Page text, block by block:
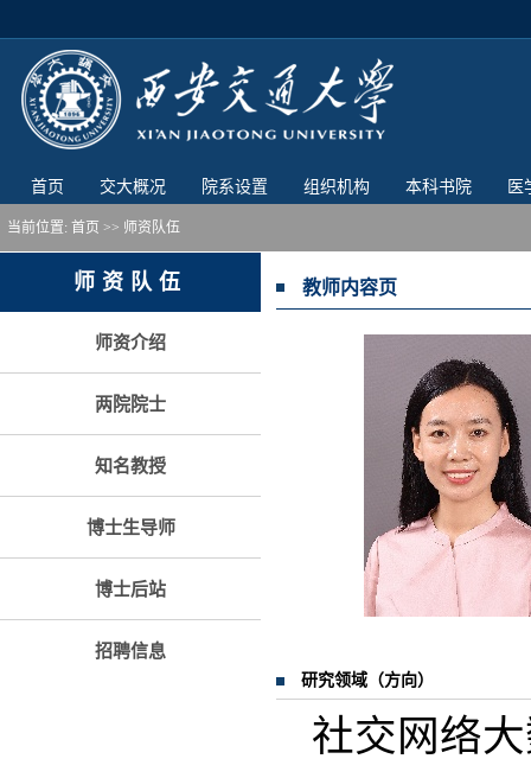
首页 交大概况 院系设置 组织机构 本科书院 医
当前位置: 首页 >> 师资队伍
师资队伍
师资介绍
两院院士
知名教授
博士生导师
博士后站
招聘信息
教师内容页
研究领域（方向）
社交网络